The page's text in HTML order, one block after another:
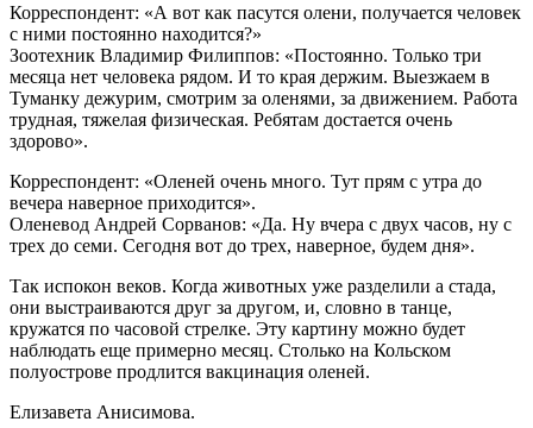
Корреспондент: «А вот как пасутся олени, получается человек
с ними постоянно находится?»
Зоотехник Владимир Филиппов: «Постоянно. Только три
месяца нет человека рядом. И то края держим. Выезжаем в
Туманку дежурим, смотрим за оленями, за движением. Работа
трудная, тяжелая физическая. Ребятам достается очень
здорово».
Корреспондент: «Оленей очень много. Тут прям с утра до
вечера наверное приходится».
Оленевод Андрей Сорванов: «Да. Ну вчера с двух часов, ну с
трех до семи. Сегодня вот до трех, наверное, будем дня».
Так испокон веков. Когда животных уже разделили а стада,
они выстраиваются друг за другом, и, словно в танце,
кружатся по часовой стрелке. Эту картину можно будет
наблюдать еще примерно месяц. Столько на Кольском
полуострове продлится вакцинация оленей.
Елизавета Анисимова.